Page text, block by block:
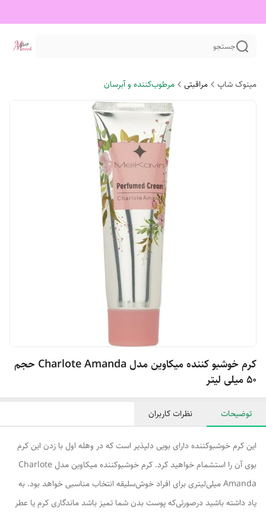
جستجو
مینوک شاپ مراقبتی مرطوب‌کننده و آبرسان
کرم خوشبو کننده میکاوین مدل Charlote Amanda حجم
50 میلی لیتر
توضیحات نظرات کاربران
این کرم خوشبوکننده دارای بویی دلپذیر است که در وهله اول با زدن این کرم
بوی آن را استشمام خواهید کرد. کرم خوشبوکننده میکاوین مدل Charlote
Amanda میلی‌لیتری برای افراد خوش‌سلیقه انتخاب مناسبی خواهد بود. به
یاد داشته باشید درصورتی‌که پوست بدن شما تمیز باشد ماندگاری کرم یا عطر